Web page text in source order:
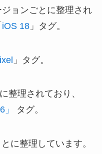
ョンごとに整理され
iOS 18」タグ。
」タグ。
整理されており、
タグ。
に整理しています。